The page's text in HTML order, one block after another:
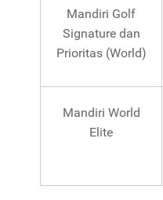
Mandiri Golf
Signature dan
Prioritas (World)
Mandiri World
Elite